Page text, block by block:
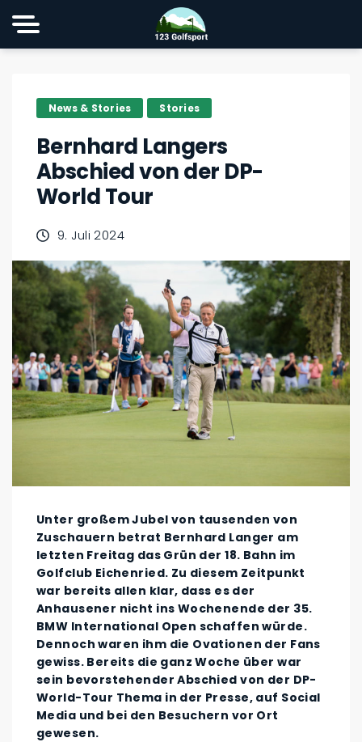
News & Stories Stories
Bernhard Langers
Abschied von der DP-
World Tour
9. Juli 2024
Unter großem Jubel von tausenden von
Zuschauern betrat Bernhard Langer am
letzten Freitag das Grün der 18. Bahn im
Golfclub Eichenried. Zu diesem Zeitpunkt
war bereits allen klar, dass es der
Anhausener nicht ins Wochenende der 35.
BMW International Open schaffen würde.
Dennoch waren ihm die Ovationen der Fans
gewiss. Bereits die ganz Woche über war
sein bevorstehender Abschied von der DP-
World-Tour Thema in der Presse, auf Social
Media und bei den Besuchern vor Ort
gewesen.